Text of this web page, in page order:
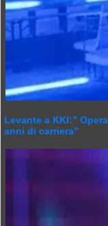
Levante a KKI:”
anni di carriera”